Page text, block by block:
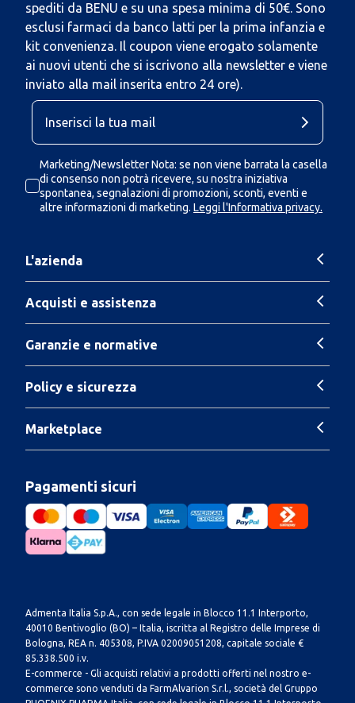
spediti da BENU e su una spesa minima di 50€. Sono
esclusi farmaci da banco latti per la prima infanzia e
kit convenienza. Il coupon viene erogato solamente
ai nuovi utenti che si iscrivono alla newsletter e viene
inviato alla mail inserita entro 24 ore).
Marketing/Newsletter Nota: se non viene barrata la casella
di consenso non potrà ricevere, su nostra iniziativa
spontanea, segnalazioni di promozioni, sconti, eventi e
altre informazioni di marketing. Leggi l'Informativa privacy.
L'azienda
Acquisti e assistenza
Garanzie e normative
Policy e sicurezza
Marketplace
Pagamenti sicuri
Admenta Italia S.p.A., con sede legale in Blocco 11.1 Interporto,
40010 Bentivoglio (BO) – Italia, iscritta al Registro delle Imprese di
Bologna, REA n. 405308, P.IVA 02009051208, capitale sociale €
85.338.500 i.v.
E-commerce - Gli acquisti relativi a prodotti offerti nel nostro e-
commerce sono venduti da FarmAlvarion S.r.l., società del Gruppo